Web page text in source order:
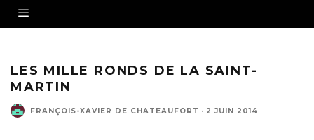
LES MILLE RONDS DE LA SAINT-
MARTIN
FRANÇOIS-XAVIER DE CHATEAUFORT · 2 JUIN 2014